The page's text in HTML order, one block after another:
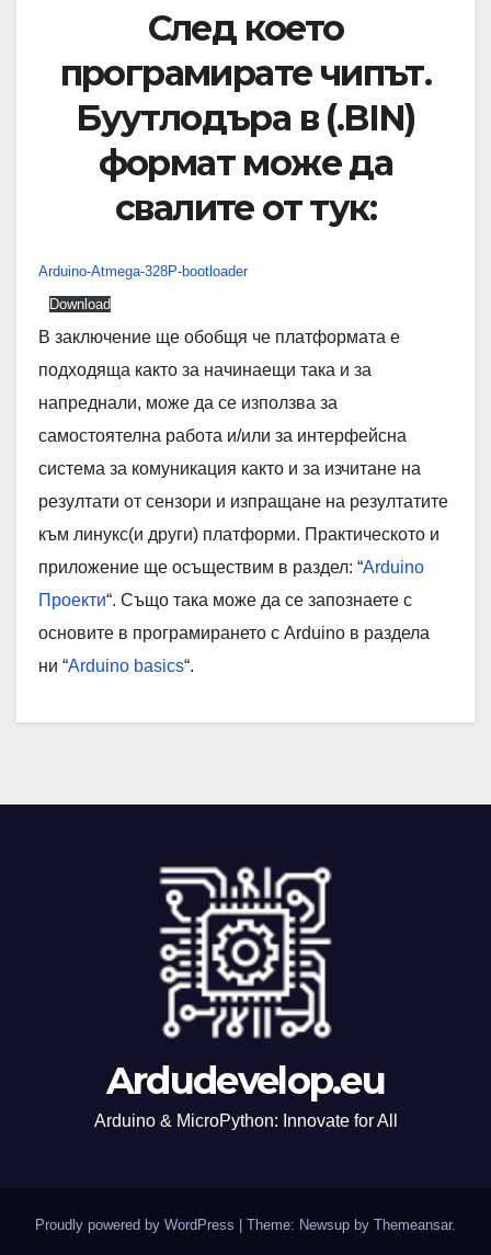
След което
програмирате чипът.
Буутлодъра в (.BIN)
формат може да
свалите от тук:
Arduino-Atmega-328P-bootloader
Download
В заключение ще обобщя че платформата е
подходяща както за начинаещи така и за
напреднали, може да се използва за
самостоятелна работа и/или за интерфейсна
система за комуникация както и за изчитане на
резултати от сензори и изпращане на резултатите
към линукс(и други) платформи. Практическото и
приложение ще осъществим в раздел: “Arduino
Проекти“. Също така може да се запознаете с
основите в програмирането с Arduino в раздела
ни “Arduino basics“.
Ardudevelop.eu
Arduino & MicroPython: Innovate for All
Proudly powered by WordPress Theme: Newsup by Themeansar.